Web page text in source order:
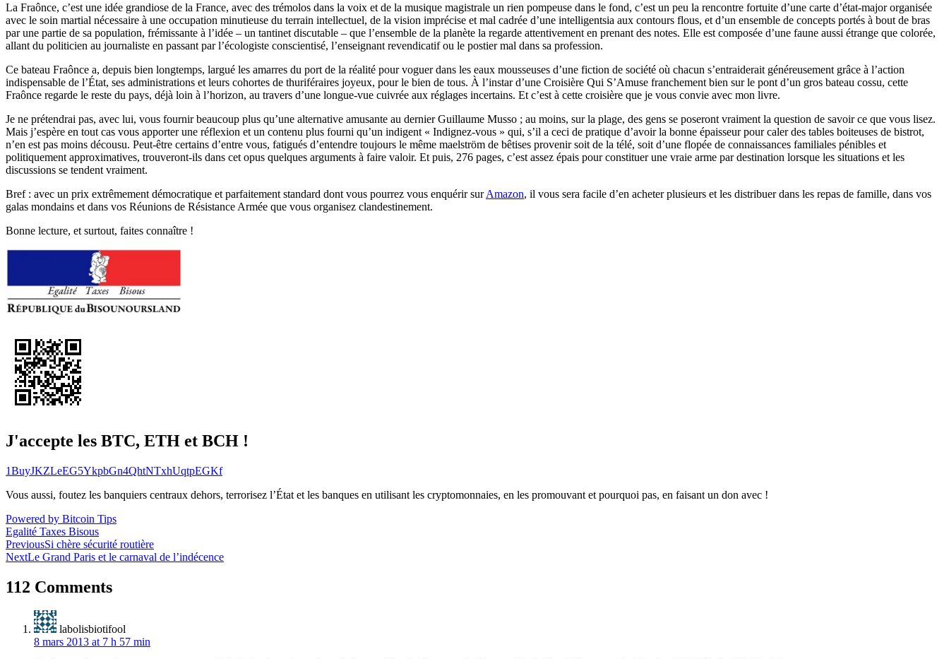
La Fraônce, c’est une idée grandiose de la France, avec des trémolos dans la voix et de la musique magistrale un rien pompeuse dans le fond, c’est un peu la rencontre fortuite d’une carte d’état-major organisée
avec le soin martial nécessaire à une occupation minutieuse du terrain intellectuel, de la vision imprécise et mal cadrée d’une intelligentsia aux contours flous, et d’un ensemble de concepts portés à bout de bras
par une partie de sa population, frémissante à l’idée – un tantinet discutable – que l’ensemble de la planète la regarde attentivement en prenant des notes. Elle est composée d’une faune aussi étrange que colorée,
allant du politicien au journaliste en passant par l’écologiste conscientisé, l’enseignant revendicatif ou le postier mal dans sa profession.
Ce bateau Fraônce a, depuis bien longtemps, largué les amarres du port de la réalité pour voguer dans les eaux mousseuses d’une fiction de société où chacun s’entraiderait généreusement grâce à l’action
indispensable de l’État, ses administrations et leurs cohortes de thuriféraires joyeux, pour le bien de tous. À l’instar d’une Croisière Qui S’Amuse franchement bien sur le pont d’un gros bateau cossu, cette
Fraônce regarde le reste du pays, déjà loin à l’horizon, au travers d’une longue-vue cuivrée aux réglages incertains. Et c’est à cette croisière que je vous convie avec mon livre.
Je ne prétendrai pas, avec lui, vous fournir beaucoup plus qu’une alternative amusante au dernier Guillaume Musso ; au moins, sur la plage, des gens se poseront vraiment la question de savoir ce que vous lisez.
Mais j’espère en tout cas vous apporter une réflexion et un contenu plus fourni qu’un indigent « Indignez-vous » qui, s’il a ceci de pratique d’avoir la bonne épaisseur pour caler des tables boiteuses de bistrot,
n’en est pas moins décousu. Peut-être certains d’entre vous, fatigués d’entendre toujours le même maelström de bêtises provenir soit de la télé, soit d’une flopée de connaissances familiales pénibles et
politiquement approximatives, trouveront-ils dans cet opus quelques arguments à faire valoir. Et puis, 276 pages, c’est assez épais pour constituer une vraie arme par destination lorsque les situations et les
discussions se tendent vraiment.
Bref : avec un prix extrêmement démocratique et parfaitement standard dont vous pourrez vous enquérir surAmazon, il vous sera facile d’en acheter plusieurs et les distribuer dans les repas de famille, dans vos
galas mondains et dans vos Réunions de Résistance Armée que vous organisez clandestinement.
Bonne lecture, et surtout, faites connaître !
J'accepte les BTC, ETH et BCH !
1BuyJKZLeEG5YkpbGn4QhtNTxhUqtpEGKf
Vous aussi, foutez les banquiers centraux dehors, terrorisez l’État et les banques en utilisant les cryptomonnaies, en les promouvant et pourquoi pas, en faisant un don avec !
Powered by Bitcoin Tips
Egalité Taxes Bisous
Navigation
de
l’article
PreviousSi chère sécurité routière
NextLe Grand Paris et le carnaval de l’indécence
112 Comments
labolisbiotifool
8 mars 2013 at 7 h 57 min